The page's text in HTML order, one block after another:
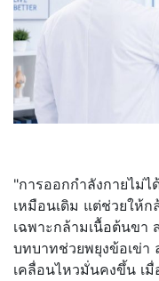
"การออกกำลังกายไม่ไ
เหมือนเดิม แต่ช่วยให้ก
เฉพาะกล้ามเนื้อต้นขา
บทบาทช่วยพยุงข้อเข่า
เคลื่อนไหวมั่นคงขึ้น เ